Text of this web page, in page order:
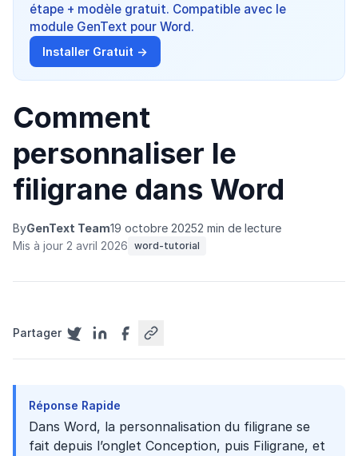
étape + modèle gratuit. Compatible avec le
module GenText pour Word.
Installer Gratuit →
Comment
personnaliser le
filigrane dans Word
ByGenText Team19 octobre 20252 min de lecture
Mis à jour 2 avril 2026 word-tutorial
Partager
Réponse Rapide
Dans Word, la personnalisation du filigrane se
fait depuis l’onglet Conception, puis Filigrane, et